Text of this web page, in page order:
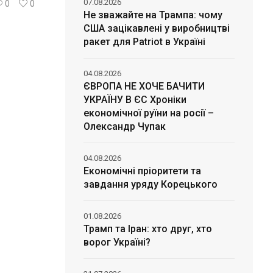
0 0
Не зважайте на Трампа: чому
США зацікавлені у виробництві
ракет для Patriot в Україні
07.08.2026
ЄВРОПА НЕ ХОЧЕ БАЧИТИ
УКРАЇНУ В ЄС Хроніки
економічної руїни на росії –
Олександр Чупак
04.08.2026
Економічні пріоритети та
завдання уряду Корецького
04.08.2026
Трамп та Іран: хто друг, хто
ворог Україні?
01.08.2026